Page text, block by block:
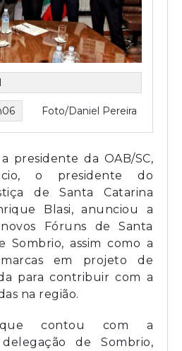
Foto/Daniel Pereira
presidente da OAB/SC,
o presidente do
de Santa Catarina
Blasi, anunciou a
Fóruns de Santa
Sombrio, assim como a
em projeto de
para contribuir com a
na região.
contou com a
de Sombrio,